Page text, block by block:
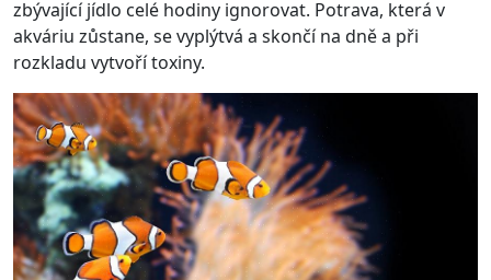
zbývající jídlo celé hodiny ignorovat. Potrava, která v
akváriu zůstane, se vyplýtvá a skončí na dně a při
rozkladu vytvoří toxiny.